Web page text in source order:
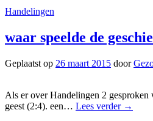
Handelingen
waar speelde de
Geplaatst op 26 maart 2015 door
Als er over Handelingen 2
geest (2:4). een… Lees verder →